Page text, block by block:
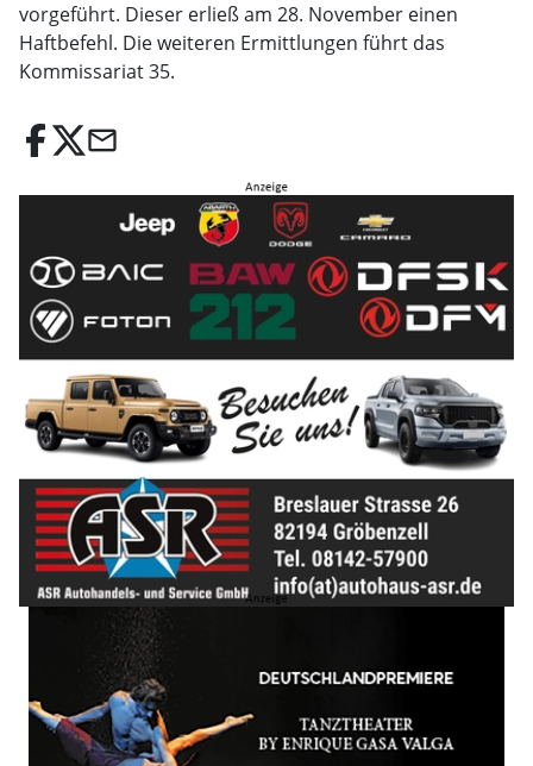
vorgeführt. Dieser erließ am 28. November einen
Haftbefehl. Die weiteren Ermittlungen führt das
Kommissariat 35.
email